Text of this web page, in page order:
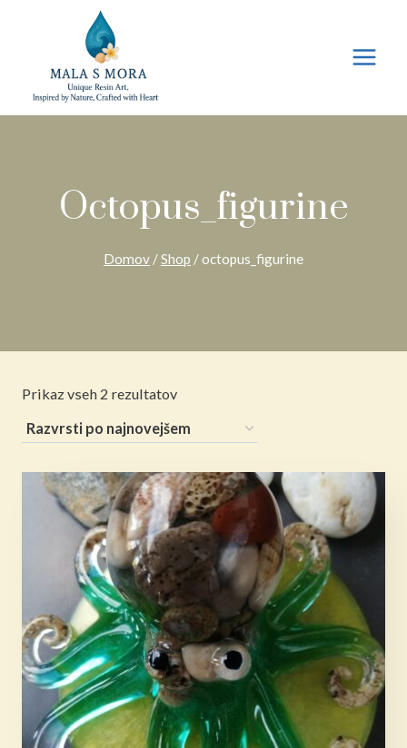
Octopus_figurine
Domov /Shop /octopus_figurine
Prikaz vseh 2 rezultatovRazvrščeno
datumu